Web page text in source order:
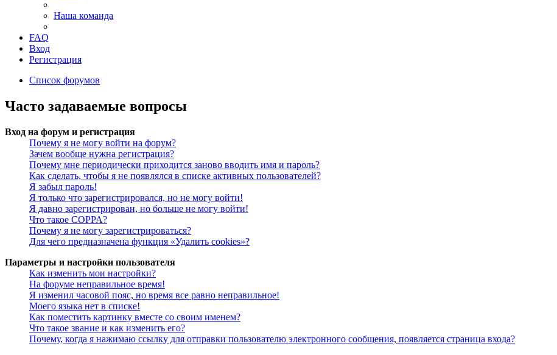
Наша команда
FAQ
Вход
Регистрация
Список форумов
Часто задаваемые вопросы
Вход на форум и регистрация
Почему я не могу войти на форум?
Зачем вообще нужна регистрация?
Почему мне периодически приходится заново вводить имя и пароль?
Как сделать, чтобы я не появлялся в списке активных пользователей?
Я забыл пароль!
Я только что зарегистрировался, но не могу войти!
Я давно зарегистрирован, но больше не могу войти!
Что такое COPPA?
Почему я не могу зарегистрироваться?
Для чего предназначена функция «Удалить cookies»?
Параметры и настройки пользователя
Как изменить мои настройки?
На форуме неправильное время!
Я изменил часовой пояс, но время все равно неправильное!
Моего языка нет в списке!
Как поместить картинку вместе со своим именем?
Что такое звание и как изменить его?
Почему, когда я нажимаю ссылку для отправки пользователю электронного сообщения, появляется страница входа?